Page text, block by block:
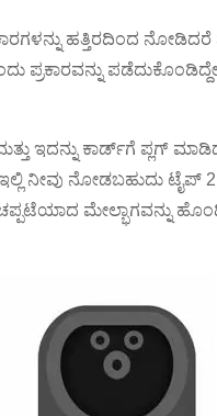
ಹತ್ತಿರದಿಂದ ನೋಡಿದರೆ
ಇದನ್ನು ಕಾರ್ಡ್‌ಗೆ ಪ್ಲಗ್
ನೀವು ನೋಡಬಹುದು ಟೈಪ್
ಮೇಲ್ಭಾಗವನ್ನು